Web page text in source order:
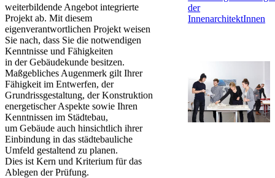
weiterbildende Angebot integrierte
Projekt ab. Mit diesem
eigenverantwortlichen Projekt weisen
Sie nach, dass Sie die notwendigen
Kenntnisse und Fähigkeiten
in der Gebäudekunde besitzen.
Maßgebliches Augenmerk gilt Ihrer
Fähigkeit im Entwerfen, der
Grundrissgestaltung, der Konstruktion
energetischer Aspekte ​sowie Ihren
Kenntnissen im Städtebau,
um Gebäude auch hinsichtlich ihrer
Einbindung in das städtebauliche
Umfeld gestaltend zu planen.
Dies ist Kern und Kriterium für das
Ablegen der Prüfung.
der
InnenarchitektInnen